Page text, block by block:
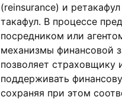
(reinsurance) и
такафул. В процессе
посредником или
механизмы финансовой
позволяет страховщику
поддерживать
сохраняя при этом